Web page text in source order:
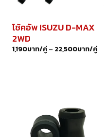
โช้คอัพ ISUZU D-MAX
2WD
1,190บาท/คู่– 22,500บาท/คู่